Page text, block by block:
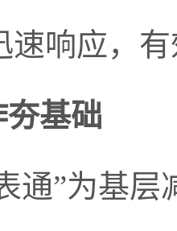
速响应，
基础
通”为基